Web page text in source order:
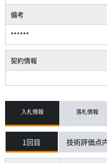
備考
******
契約情報
入札情報 落札情報
1回目 技術評価点